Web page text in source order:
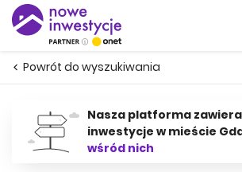
Powrót do wyszukiwania
Nasza platforma
inwestycje w mieście
wśród nich